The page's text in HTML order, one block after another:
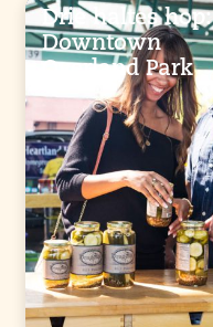
Drie haltes hop:
Downtown
Overland Park